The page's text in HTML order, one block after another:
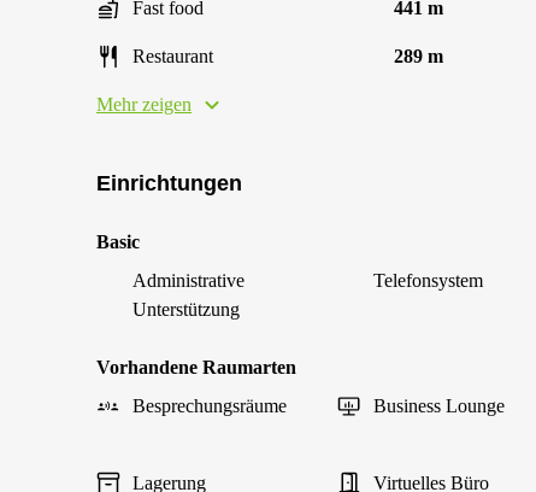
Fast food 441 m
Restaurant 289 m
Mehr zeigen
Einrichtungen
Basic
Administrative
Unterstützung
Telefonsystem
Vorhandene Raumarten
Besprechungsräume
Business Lounge
Lagerung Virtuelles Büro